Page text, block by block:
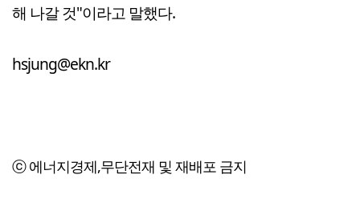
해 나갈 것"이라고 말했다.
hsjung@ekn.kr
ⓒ 에너지경제,무단전재 및 재배포 금지